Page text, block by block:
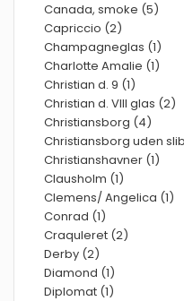
Canada, smoke (5)
Capriccio (2)
Champagneglas (1)
Charlotte Amalie (1)
Christian d. 9 (1)
Christian d. VIII glas (2)
Christiansborg (4)
Christiansborg uden
Christianshavner (1)
Clausholm (1)
Clemens/ Angelica (1)
Conrad (1)
Craquleret (2)
Derby (2)
Diamond (1)
Diplomat (1)